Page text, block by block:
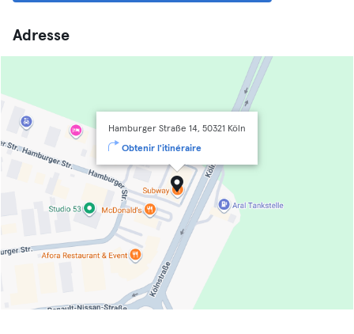
Adresse
Hamburger Straße 14, 50321 Köln
Obtenir l'itinéraire